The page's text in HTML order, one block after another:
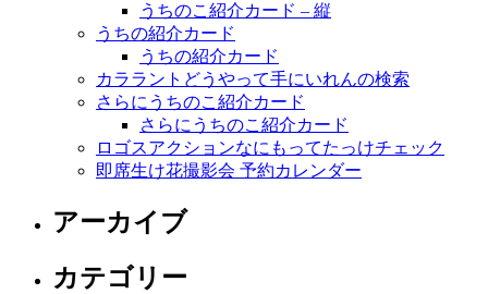
うちのこ紹介カード – 縦
うちの紹介カード
うちの紹介カード
カララントどうやって手にいれんの検索
さらにうちのこ紹介カード
さらにうちのこ紹介カード
ロゴスアクションなにもってたっけチェック
即席生け花撮影会 予約カレンダー
アーカイブ
カテゴリー